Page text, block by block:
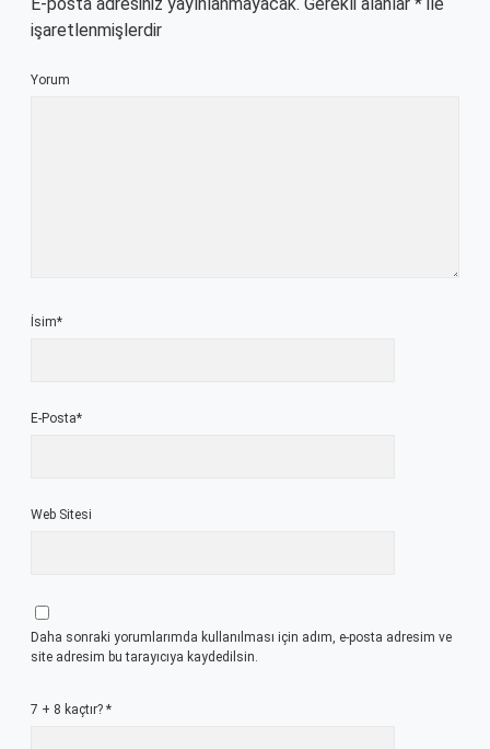
işaretlenmişlerdir
Yorum
İsim*
E-Posta*
Web Sitesi
Daha sonraki yorumlarımda kullanılması için adım, e-posta adresim ve
site adresim bu tarayıcıya kaydedilsin.
7 + 8 kaçtır? *